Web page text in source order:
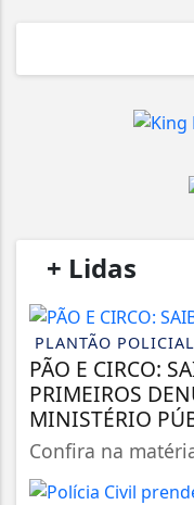
+ Lidas
PLANTÃO POLICIAL
PÃO E CIRCO:
PRIMEIROS
MINISTÉRIO
Confira na